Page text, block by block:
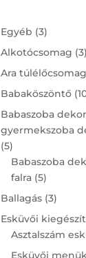
Egyéb 33
products
Alkotócsomag 33
Ara túlélőcsomag
Babaköszöntő
Babaszoba
gyermekszoba
55
products
Babaszoba
falra 55
products
Ballagás 33
Esküvői
Asztalszám
Esküvői